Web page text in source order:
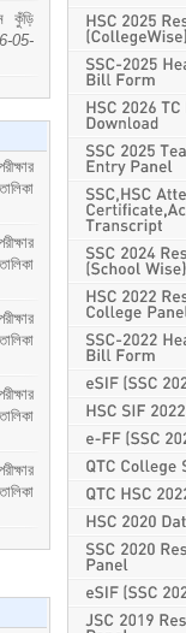
কুঁড়ি
05-